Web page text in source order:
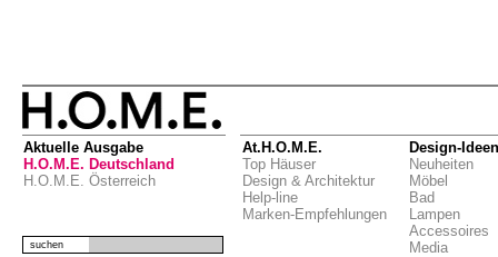
Aktuelle Ausgabe
H.O.M.E. Deutschland
H.O.M.E. Österreich
At.H.O.M.E.
Top Häuser
Design & Architektur
Help-line
Marken-Empfehlungen
Design-Ideen
Neuheiten
Möbel
Bad
Lampen
Accessoires
Media
suchen